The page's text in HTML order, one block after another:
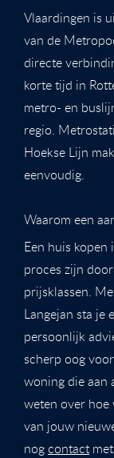
Vlaardingen is
van de
directe
korte tijd in
metro- en
regio.
Hoekse Lijn
eenvoudig.
Waarom een
Een huis kopen
proces zijn
prijsklassen.
Langejan sta je
persoonlijk
scherp oog
woning die aan
weten over
van jouw
nogcontactmet